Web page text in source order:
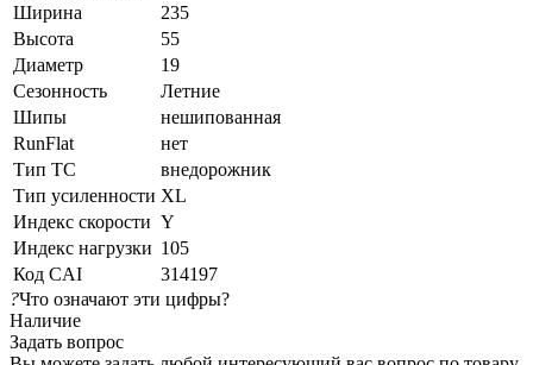
Ширина
235
Высота
55
Диаметр
19
Сезонность
Летние
Шипы
нешипованная
RunFlat
нет
Тип ТС
внедорожник
Тип усиленности XL
Индекс скорости Y
Индекс нагрузки 105
Код CAI
314197
?Что означают эти цифры?
Наличие
Задать вопрос